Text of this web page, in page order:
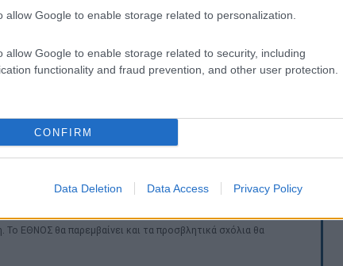
allow Google to enable storage related to personalization.
allow Google to enable storage related to security, including
functionality and fraud prevention, and other user protection.
CONFIRM
Data Deletion Data Access Privacy Policy
της δράσεις, βρίσκει πάντα τρόπο να
και παραμένει στο πλευρό των
ενίσχυση, μέσω του προγράμματος Love
παραγγελία σου
12 Μαΐου και γίνε μέρος της αλυσίδας
τα παιδιά που έχουν ανάγκη να
ΕΘΝΟΣ θα παρεμβαίνει και τα προσβλητικά σχόλια θα